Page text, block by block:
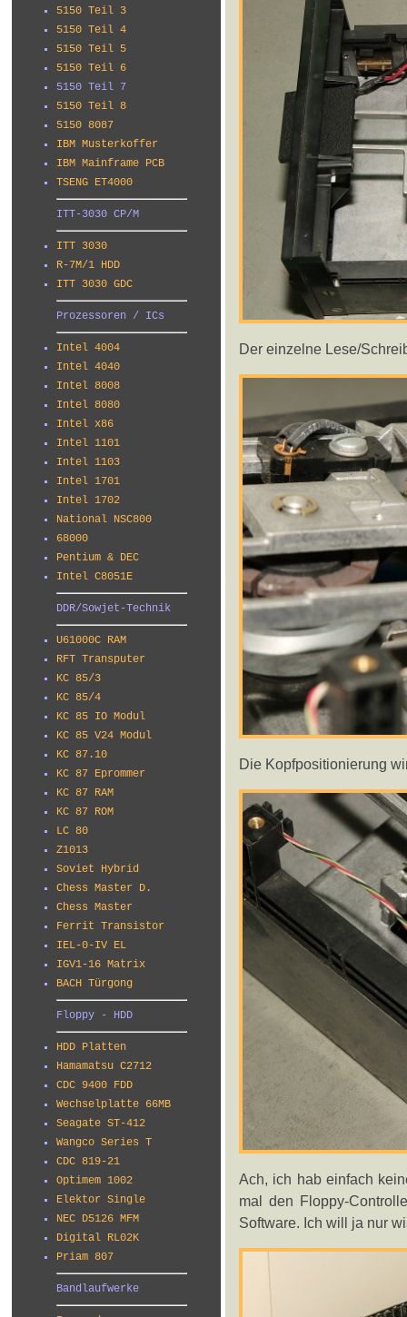
5150 Teil 3
5150 Teil 4
5150 Teil 5
5150 Teil 6
5150 Teil 7
5150 Teil 8
5150 8087
IBM Musterkoffer
IBM Mainframe PCB
TSENG ET4000
ITT-3030 CP/M
ITT 3030
R-7M/1 HDD
ITT 3030 GDC
Prozessoren / ICs
Intel 4004
Intel 4040
Intel 8008
Intel 8080
Intel x86
Intel 1101
Intel 1103
Intel 1701
Intel 1702
National NSC800
68000
Pentium & DEC
Intel C8051E
DDR/Sowjet-Technik
U61000C RAM
RFT Transputer
KC 85/3
KC 85/4
KC 85 IO Modul
KC 85 V24 Modul
KC 87.10
KC 87 Eprommer
KC 87 RAM
KC 87 ROM
LC 80
Z1013
Soviet Hybrid
Chess Master D.
Chess Master
Ferrit Transistor
IEL-0-IV EL
IGV1-16 Matrix
BACH Türgong
Floppy - HDD
HDD Platten
Hamamatsu C2712
CDC 9400 FDD
Wechselplatte 66MB
Seagate ST-412
Wangco Series T
CDC 819-21
Optimem 1002
Elektor Single
NEC D5126 MFM
Digital RL02K
Priam 807
Bandlaufwerke
Der einzelne Lese/
Die Kopfpositionierung
Ach, ich hab einfach
mal den Floppy-
Software. Ich will ja nur